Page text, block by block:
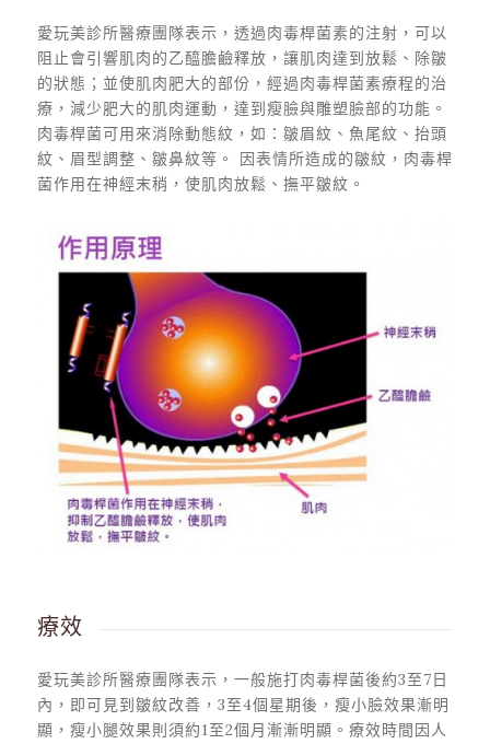
愛玩美診所醫療團隊表示，透過肉毒桿菌素的注射，可以
阻止會引響肌肉的乙醯膽鹼釋放，讓肌肉達到放鬆、除皺
的狀態；並使肌肉肥大的部份，經過肉毒桿菌素療程的治
療，減少肥大的肌肉運動，達到瘦臉與雕塑臉部的功能。
肉毒桿菌可用來消除動態紋，如：皺眉紋、魚尾紋、抬頭
紋、眉型調整、皺鼻紋等。 因表情所造成的皺紋，肉毒桿
菌作用在神經末稍，使肌肉放鬆、撫平皺紋。
療效
愛玩美診所醫療團隊表示，一般施打肉毒桿菌後約3至7日
內，即可見到皺紋改善，3至4個星期後，瘦小臉效果漸明
顯，瘦小腿效果則須約1至2個月漸漸明顯。療效時間因人